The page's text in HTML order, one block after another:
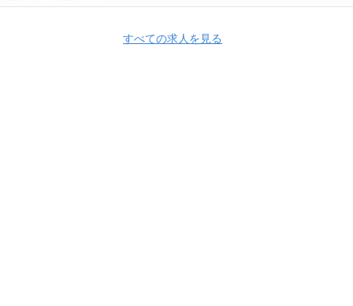
すべての求人を見る